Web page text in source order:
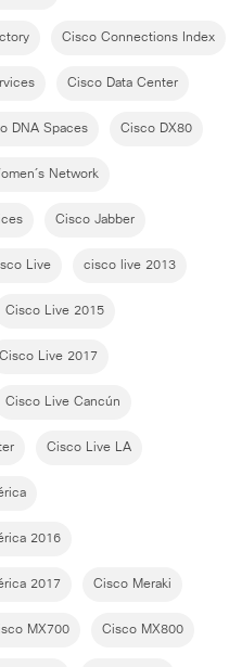
Cisco Connections Index
Cisco Data Center
DNA Spaces Cisco DX80
Network
Cisco Jabber
Live cisco live 2013
Cisco Live 2015
Cisco Live 2017
Cisco Live Cancún
Cisco Live LA
2016
2017 Cisco Meraki
MX700 Cisco MX800